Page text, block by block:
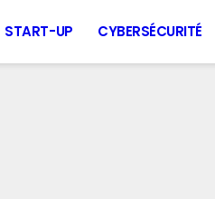
START-UP CYBERSÉCURITÉ